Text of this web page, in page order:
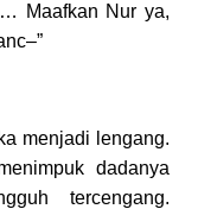
Maafkan Nur ya,
menjadi lengang.
dadanya
tercengang.